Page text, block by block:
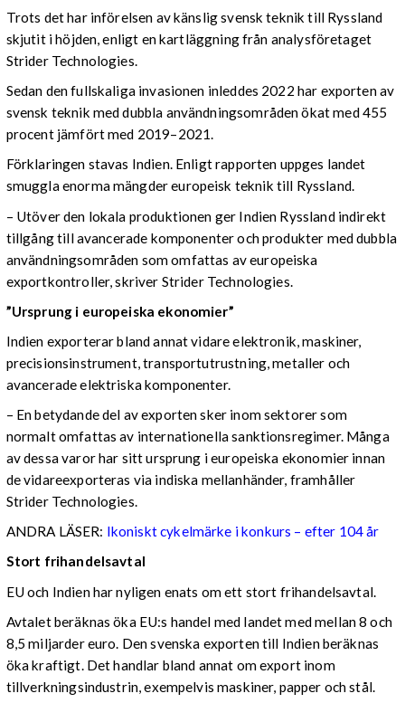
Trots det har införelsen av känslig svensk teknik till Ryssland
skjutit i höjden, enligt en kartläggning från analysföretaget
Strider Technologies.
Sedan den fullskaliga invasionen inleddes 2022 har exporten av
svensk teknik med dubbla användningsområden ökat med 455
procent jämfört med 2019–2021.
Förklaringen stavas Indien. Enligt rapporten uppges landet
smuggla enorma mängder europeisk teknik till Ryssland.
– Utöver den lokala produktionen ger Indien Ryssland indirekt
tillgång till avancerade komponenter och produkter med dubbla
användningsområden som omfattas av europeiska
exportkontroller, skriver Strider Technologies.
”Ursprung i europeiska ekonomier”
Indien exporterar bland annat vidare elektronik, maskiner,
precisionsinstrument, transportutrustning, metaller och
avancerade elektriska komponenter.
– En betydande del av exporten sker inom sektorer som
normalt omfattas av internationella sanktionsregimer. Många
av dessa varor har sitt ursprung i europeiska ekonomier innan
de vidareexporteras via indiska mellanhänder, framhåller
Strider Technologies.
ANDRA LÄSER: Ikoniskt cykelmärke i konkurs – efter 104 år
Stort frihandelsavtal
EU och Indien har nyligen enats om ett stort frihandelsavtal.
Avtalet beräknas öka EU:s handel med landet med mellan 8 och
8,5 miljarder euro. Den svenska exporten till Indien beräknas
öka kraftigt. Det handlar bland annat om export inom
tillverkningsindustrin, exempelvis maskiner, papper och stål.